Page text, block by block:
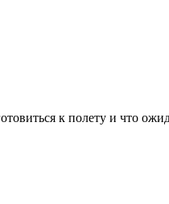
к полету и что